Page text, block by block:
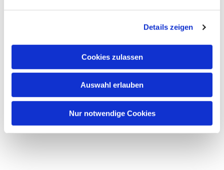
Details zeigen
Cookies zulassen
Auswahl erlauben
Nur notwendige Cookies